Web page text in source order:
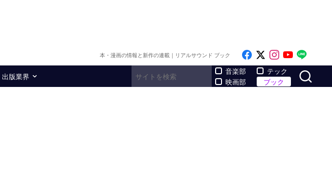
本・漫画の情報と新作の連載｜リアルサウンド ブック Like on Facebook
Follow on x
Follow on
Follow
出版業界
音楽部
映画部
テック
ブック